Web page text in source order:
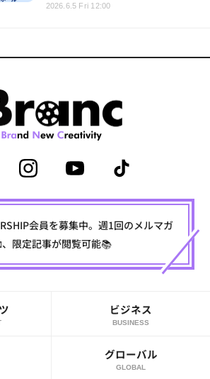
2026.6.5 Fri 12:00
会員を募集中。週1回のメルマガ
限定記事が閲覧可能📚
ビジネス
BUSINESS
グローバル
GLOBAL